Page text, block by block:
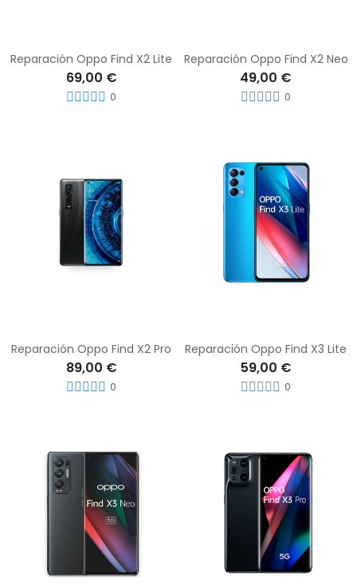
Reparación Oppo Find X2 Lite
69,00 €
0
Reparación Oppo Find X2 Neo
49,00 €
0
Reparación Oppo Find X2 Pro
89,00 €
0
Reparación Oppo Find X3 Lite
59,00 €
0